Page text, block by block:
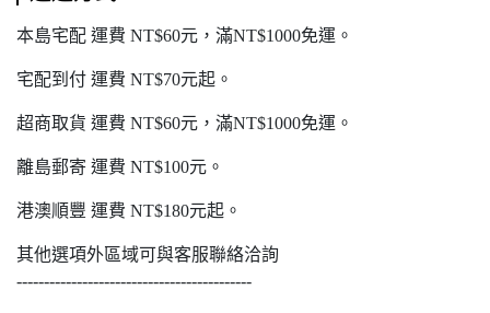
本島宅配 運費 NT$60元，滿NT$1000免運。
宅配到付 運費 NT$70元起。
超商取貨 運費 NT$60元，滿NT$1000免運。
離島郵寄 運費 NT$100元。
港澳順豐 運費 NT$180元起。
其他選項外區域可與客服聯絡洽詢
-------------------------------------------